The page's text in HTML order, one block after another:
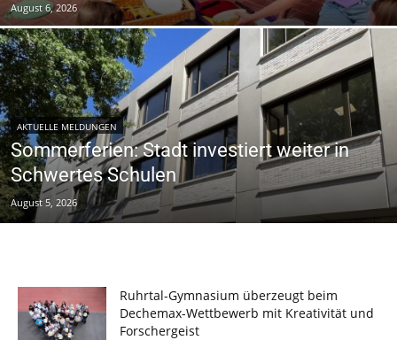
August 6, 2026
AKTUELLE MELDUNGEN
Sommerferien: Stadt investiert weiter in
Schwertes Schulen
August 5, 2026
Ruhrtal-Gymnasium überzeugt beim
Dechemax-Wettbewerb mit Kreativität und
Forschergeist